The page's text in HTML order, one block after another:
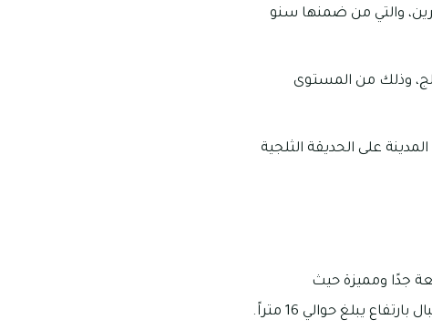
والتي من ضمنها سنو
وذلك من المستوى
على الحديقة الثلجية
جدًا ومميزة حيث
يبلغ حوالي 16 متراً.